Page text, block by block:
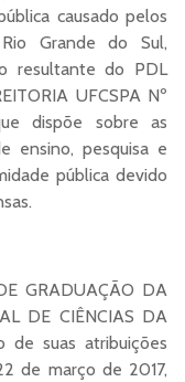
causado pelos
Grande do Sul,
resultante do PDL
UFCSPA Nº
dispõe sobre as
ensino, pesquisa e
pública devido
DA
DE CIÊNCIAS DA
de suas atribuições
de março de 2017,